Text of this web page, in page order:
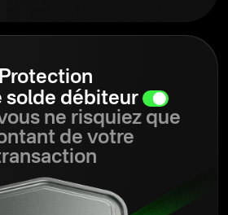
Protection
solde débiteur
ne risquiez que
de votre